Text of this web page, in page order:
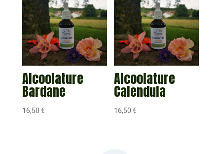
Alcoolature
Bardane
16,50 €
Alcoolature
Calendula
16,50€